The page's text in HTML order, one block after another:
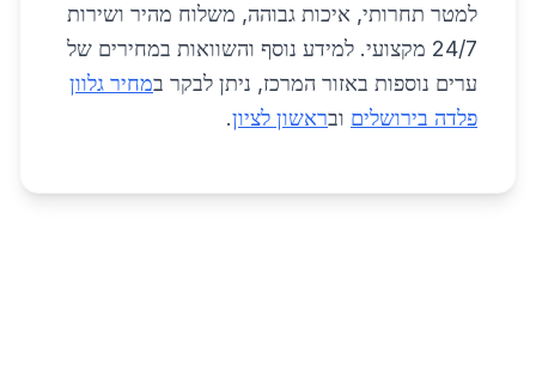
למטר תחרותי, איכות גבוהה, משלוח מהיר ושירות
24/7 מקצועי. למידע נוסף והשוואות במחירים של
ערים נוספות באזור המרכז, ניתן לבקר במחיר גלוון
פלדה בירושלים ובראשון לציון.